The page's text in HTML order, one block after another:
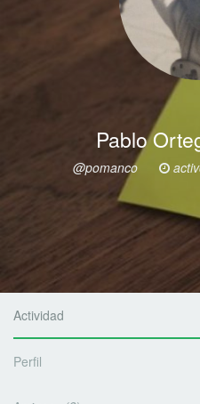
Pablo
@pomanco
Actividad
Perfil